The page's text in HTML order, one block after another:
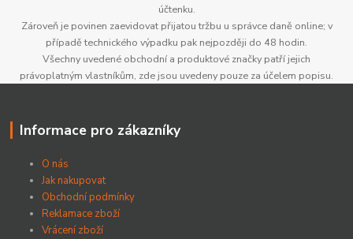
účtenku.
Zároveň je povinen zaevidovat přijatou tržbu u správce daně online; v
případě technického výpadku pak nejpozději do 48 hodin.
Všechny uvedené obchodní a produktové značky patří jejich
právoplatným vlastníkům, zde jsou uvedeny pouze za účelem popisu.
Informace pro zákazníky
O nás
Jak nakupovat
Obchodní podmínky
Reklamace zboží
Vrácení zboží